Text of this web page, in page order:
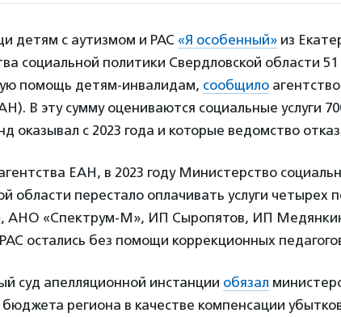
детям с аутизмом и РАС «Я особенный» из
социальной политики Свердловской области
помощь детям-инвалидам, сообщило
В эту сумму оцениваются социальные услуги
оказывал с 2023 года и которые ведомство
ЕАН, в 2023 году Министерство
области перестало оплачивать услуги
АНО «Спектрум-М», ИП Сыропятов, ИП
остались без помощи коррекционных
суд апелляционной инстанции обязал
бюджета региона в качестве компенсации